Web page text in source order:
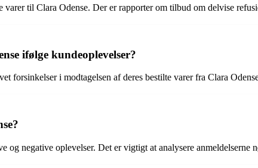
til Clara Odense. Der er rapporter om tilbud om delvise
ifølge kundeoplevelser?
forsinkelser i modtagelsen af deres bestilte varer fra Clara
og negative oplevelser. Det er vigtigt at analysere